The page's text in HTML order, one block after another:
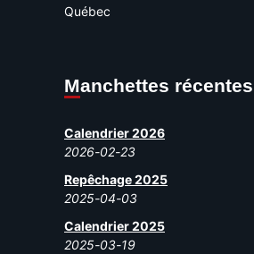
Québec
Manchettes récentes
Calendrier 2026
2026-02-23
Repêchage 2025
2025-04-03
Calendrier 2025
2025-03-19